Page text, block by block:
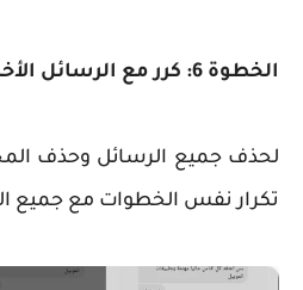
الخطوة 6: كرر مع الرسائل الأخرى
لحذف جميع الرسائل وحذف
تكرار نفس الخطوات مع جميع